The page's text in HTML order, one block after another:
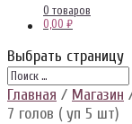
0 товаров
0,00 ₽
Выбрать страницу
Главная / Магазин
7 голов ( уп 5 шт)